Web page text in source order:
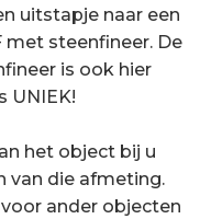
uitstapje naar een
met steenfineer. De
is ook hier
UNIEK!
het object bij u
van die afmeting.
ander objecten